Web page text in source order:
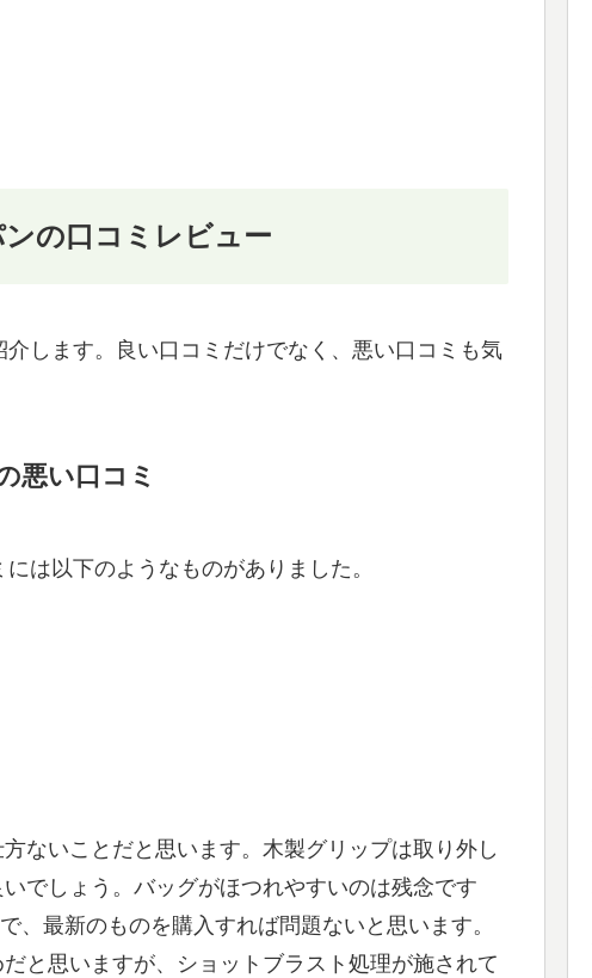
の口コミレビュー
します。良い口コミだけでなく、悪い口コミも気
悪い口コミ
は以下のようなものがありました。
ないことだと思います。木製グリップは取り外し
でしょう。バッグがほつれやすいのは残念です
、最新のものを購入すれば問題ないと思います。
と思いますが、ショットブラスト処理が施されて